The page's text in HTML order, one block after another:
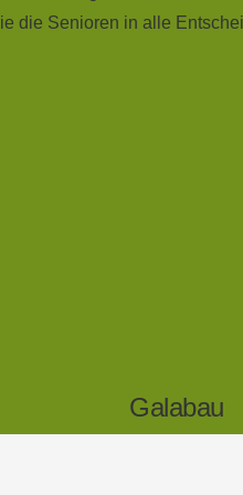
die Senioren in alle
Galabau